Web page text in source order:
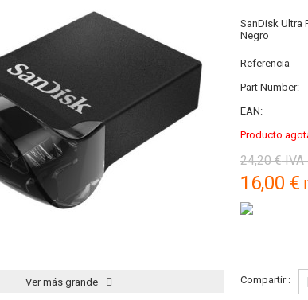
Ver más grande
SanDisk Ultra
Negro
Referencia
Part Number:
EAN:
Producto
24,20 €IVA
16,00 €
Compartir :